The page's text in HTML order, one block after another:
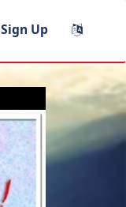
Sign Up